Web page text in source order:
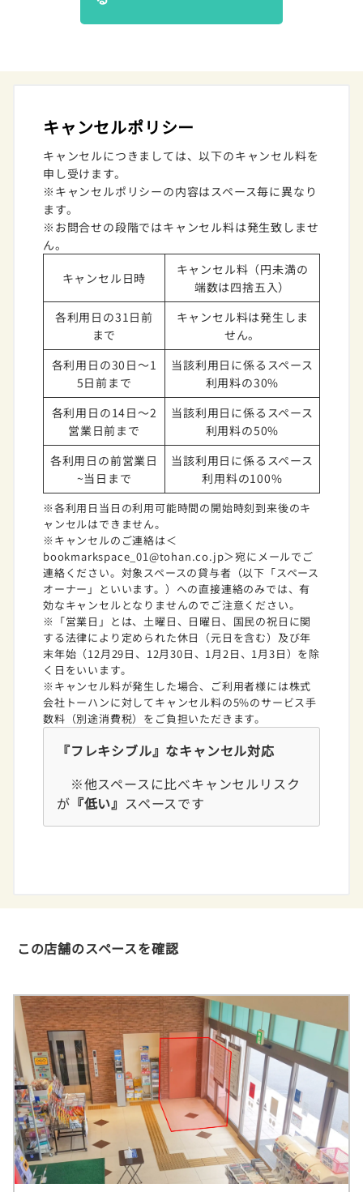
キャンセルポリシー
キャンセルにつきましては、以下のキャンセル料を
申し受けます。
※キャンセルポリシーの内容はスペース毎に異なり
ます。
※お問合せの段階ではキャンセル料は発生致しませ
ん。
キャンセル日時
キャンセル料（円未満の
端数は四捨五入）
各利用日の31日前
まで
キャンセル料は発生しま
せん。
各利用日の30日～1
5日前まで
当該利用日に係るスペース
利用料の30%
各利用日の14日～2
営業日前まで
当該利用日に係るスペース
利用料の50%
各利用日の前営業日
~当日まで
当該利用日に係るスペース
利用料の100%
※各利用日当日の利用可能時間の開始時刻到来後のキ
ャンセルはできません。
※キャンセルのご連絡は＜
bookmarkspace_01@tohan.co.jp＞宛にメールでご
連絡ください。対象スペースの貸与者（以下「スペース
オーナー」といいます。）への直接連絡のみでは、有
効なキャンセルとなりませんのでご注意ください。
※「営業日」とは、土曜日、日曜日、国民の祝日に関
する法律により定められた休日（元日を含む）及び年
末年始（12月29日、12月30日、1月2日、1月3日）を除
く日をいいます。
※キャンセル料が発生した場合、ご利用者様には株式
会社トーハンに対してキャンセル料の5%のサービス手
数料（別途消費税）をご負担いただきます。
『フレキシブル』なキャンセル対応
※他スペースに比べキャンセルリスク
が 『低い』 スペースです
この店舗のスペースを確認